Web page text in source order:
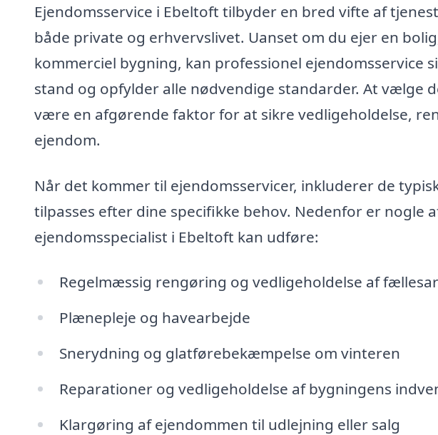
Ejendomsservice i Ebeltoft tilbyder en bred vifte af
både private og erhvervslivet. Uanset om du ejer en
kommerciel bygning, kan professionel ejendomsservice
stand og opfylder alle nødvendige standarder. At vælge
være en afgørende faktor for at sikre vedligeholdelse,
ejendom.
Når det kommer til ejendomsservicer, inkluderer de
tilpasses efter dine specifikke behov. Nedenfor er nogle
ejendomsspecialist i Ebeltoft kan udføre:
Regelmæssig rengøring og vedligeholdelse af
Plænepleje og havearbejde
Snerydning og glatførebekæmpelse om vinteren
Reparationer og vedligeholdelse af bygningens
Klargøring af ejendommen til udlejning eller salg